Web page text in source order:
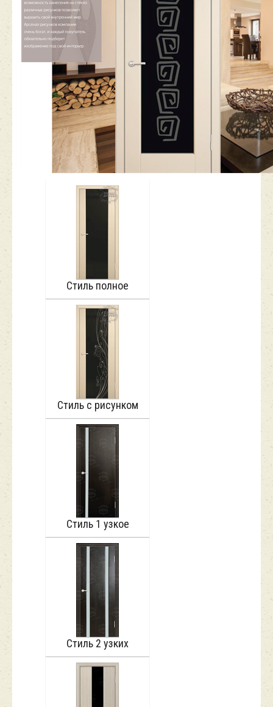
Стиль полное
Стиль с рисунком
Стиль 1 узкое
Стиль 2 узких